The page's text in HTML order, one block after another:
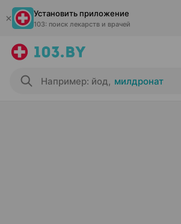
Установить приложение
103: поиск лекарств и врачей
Например: йод, милдронат